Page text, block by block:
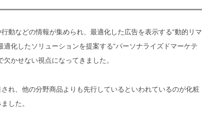
集まる理由
イズドコスメに続々参入！特に2019年頃から市場
をチェック！OEMでオリジナルブランド開発のヒ
動などの情報が集められ、最適化した広告を表示する“動的リマ
化したソリューションを提案する“パーソナライズドマーケテ
かせない視点になってきました。
れ、他の分野商品よりも先行しているといわれているのが化粧
した。